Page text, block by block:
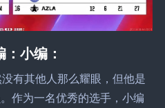
小编：
有其他人那么耀眼，但他是
作为一名优秀的选手，小编